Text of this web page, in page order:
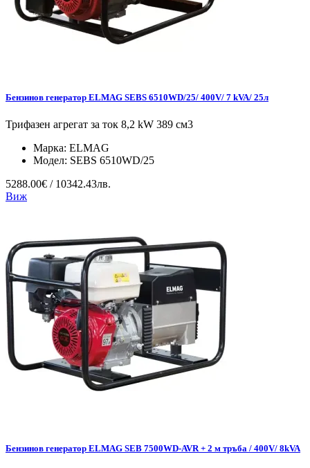
Бензинов генератор ELMAG SEBS 6510WD/25/ 400V/ 7 kVA/ 25л
Трифазен агрегат за ток 8,2 kW 389 см3
Марка: ELMAG
Модел: SEBS 6510WD/25
5288.00€ / 10342.43лв.
Виж
Бензинов генератор ELMAG SEB 7500WD-AVR + 2 м тръба / 400V/ 8kVA